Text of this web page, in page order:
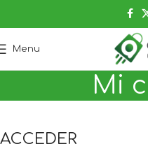
Menu
Mi
ACCEDER